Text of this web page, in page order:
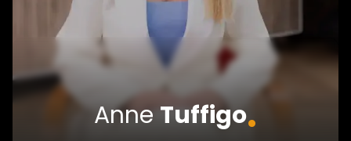
Anne Tuffigo.